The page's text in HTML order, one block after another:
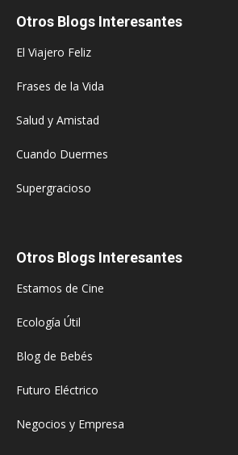
Otros Blogs Interesantes
El Viajero Feliz
Frases de la Vida
Salud y Amistad
Cuando Duermes
Supergracioso
Otros Blogs Interesantes
Estamos de Cine
Ecología Útil
Blog de Bebés
Futuro Eléctrico
Negocios y Empresa